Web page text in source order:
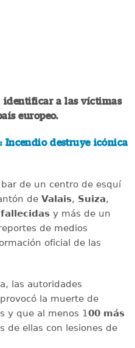
identificar a las víctimas
europeo.
Incendio destruye icónica
de un centro de esquí
de Valais, Suiza,
y más de un
de medios
oficial de las
las autoridades
la muerte de
y que al menos 100 más
de ellas con lesiones de